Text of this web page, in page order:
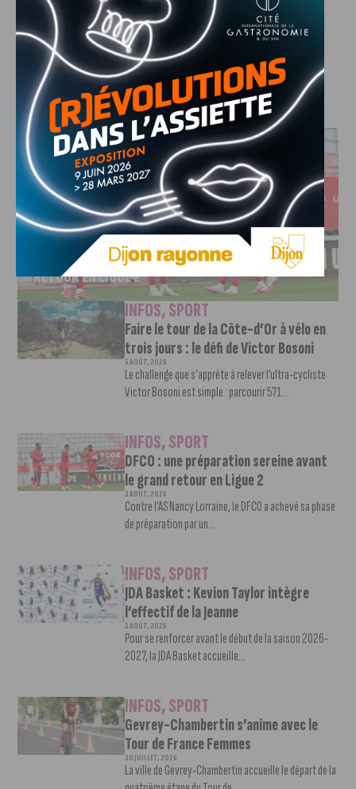
Dijon. Merci beaucoup Benoit !
Les infos du matin seront de
retour lundi 29 aout !
J'AIME LE DFCO
DFCO : UNE PRÉPARATION SEREINE AVANT LE GRAND
RETOUR EN LIGUE 2
INFOS,SPORT
Faire le tour de la Côte-d’Or à vélo en
trois jours : le défi de Victor Bosoni
5 AOÛT, 2026
Le challenge que s’apprête à relever l’ultra-cycliste
Victor Bosoni est simple : parcourir 571...
INFOS,SPORT
DFCO : une préparation sereine avant
le grand retour en Ligue 2
3 AOÛT, 2026
Contre l’AS Nancy Lorraine, le DFCO a achevé sa phase
de préparation par un...
INFOS,SPORT
JDA Basket : Kevion Taylor intègre
l’effectif de la Jeanne
3 AOÛT, 2026
Pour se renforcer avant le début de la saison 2026-
2027, la JDA Basket accueille...
INFOS,SPORT
Gevrey-Chambertin s’anime avec le
Tour de France Femmes
30 JUILLET, 2026
La ville de Gevrey-Chambertin accueille le départ de la